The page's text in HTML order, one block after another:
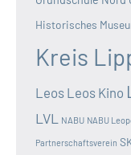
Historisches
Kreis
Leos Leos Kino
LVL NABU NABU
Partnerschaftsverein